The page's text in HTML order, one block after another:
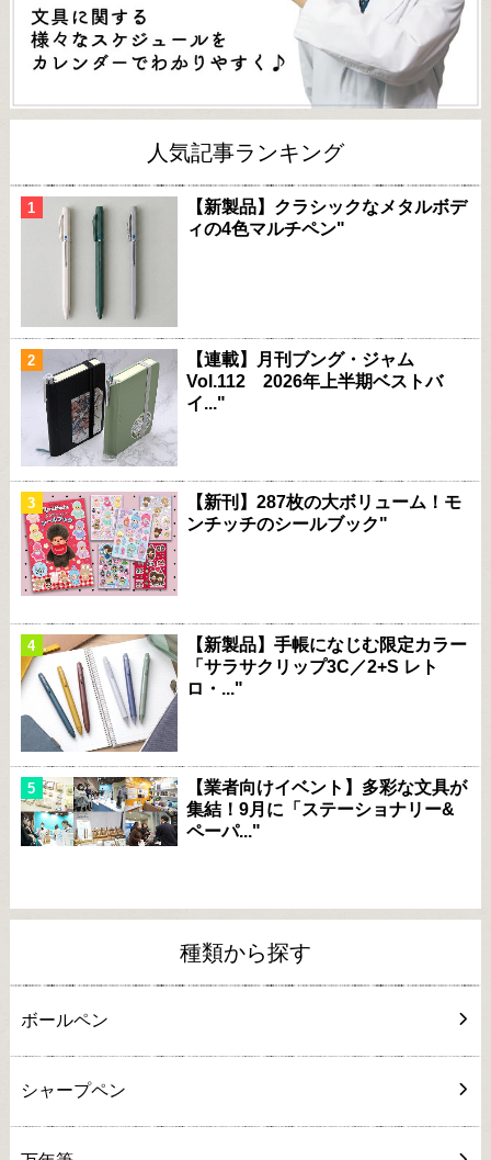
人気記事ランキング
【新製品】クラシックなメタルボデ
ィの4色マルチペン"
【連載】月刊ブング・ジャム
Vol.112 2026年上半期ベストバ
イ..."
【新刊】287枚の大ボリューム！モ
ンチッチのシールブック"
【新製品】手帳になじむ限定カラー
「サラサクリップ3C／2+S レト
ロ・..."
【業者向けイベント】多彩な文具が
集結！9月に「ステーショナリー&
ペーパ..."
種類から探す
ボールペン
シャープペン